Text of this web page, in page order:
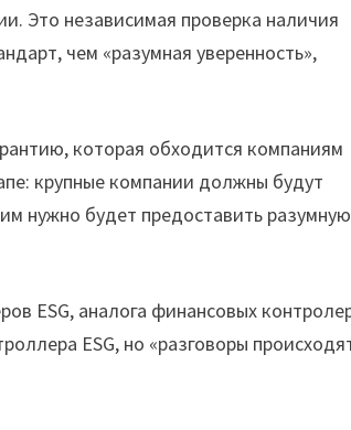
Это независимая проверка наличия
чем «разумная уверенность»,
которая обходится компаниям
крупные компании должны будут
нужно будет предоставить разумную
ESG, аналога финансовых
ESG, но «разговоры